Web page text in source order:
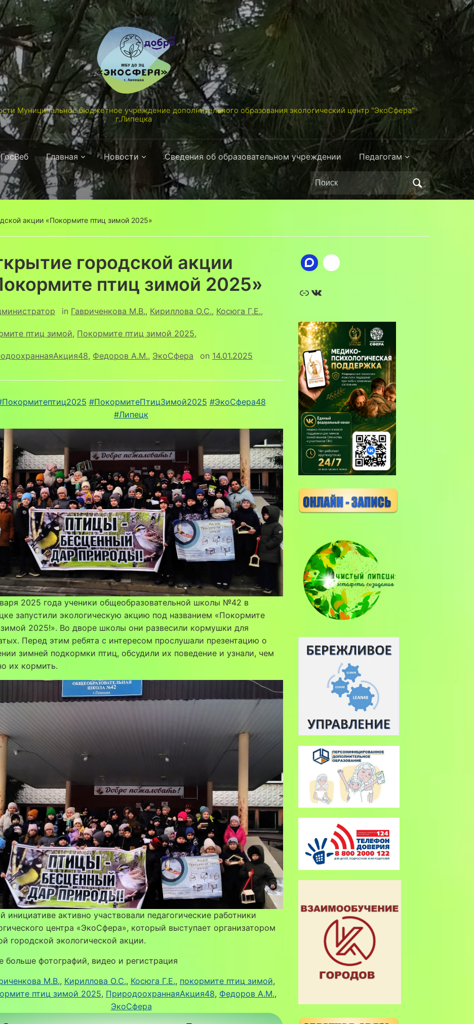
Муниципальное бюджетное учреждение дополнительного образования экологический центр "ЭкоСфера"
г.Липецка
ГосВеб Главная Новости Сведения об образовательном учреждении Педагогам
Поиск
по:
акции «Покормите птиц зимой 2025»
городской акции
птиц зимой 2025»
in Гавриченкова М.В., Кириллова О.С., Косюга Г.Е.,
птиц зимой, Покормите птиц зимой 2025,
, Федоров А.М., ЭкоСфера on 14.01.2025
#ПокормитеПтицЗимой2025 #ЭкоСфера48
#Липецк
2025 года ученики общеобразовательной школы №42 в
запустили экологическую акцию под названием «Покормите
2025!». Во дворе школы они развесили кормушки для
Перед этим ребята с интересом прослушали презентацию о
зимней подкормки птиц, обсудили их поведение и узнали, чем
их кормить.
инициативе активно участвовали педагогические работники
центра «ЭкоСфера», который выступает организатором
городской экологической акции.
больше фотографий, видео и регистрация
М.В., Кириллова О.С., Косюга Г.Е., покормите птиц зимой
птиц зимой 2025, ПриродоохраннаяАкция48, Федоров А.М.
ЭкоСфера
Ссылка